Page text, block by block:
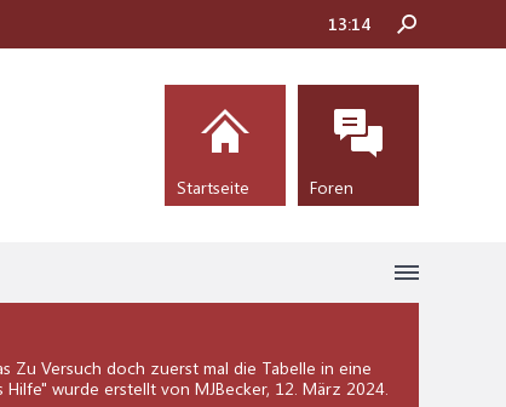
Zu Versuch doch zuerst mal die Tabelle in eine
Hilfe" wurde erstellt von MJBecker, 12. März 2024.
13:14
Startseite Foren